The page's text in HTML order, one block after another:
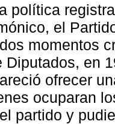
política
el
momentos
Diputados, en
ofrecer
ocuparan
partido y